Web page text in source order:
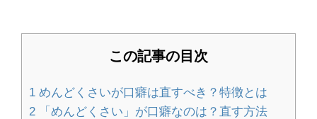
材の違いを比較
この記事の目次
1 めんどくさいが口癖は直すべき？特徴とは
2 「めんどくさい」が口癖なのは？直す方法